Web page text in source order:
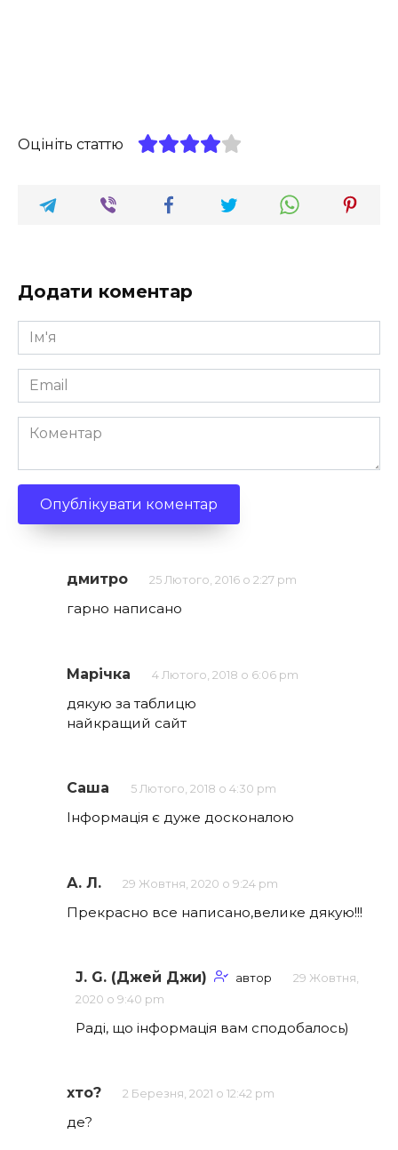
Оцініть статтю
Додати коментар
Ім'я
*
Email
*
Коментар
дмитро 25 Лютого, 2016 о 2:27 pm
гарно написано
Марічка 4 Лютого, 2018 о 6:06 pm
дякую за таблицю
найкращий сайт
Саша 5 Лютого, 2018 о 4:30 pm
Інформація є дуже досконалою
А. Л. 29 Жовтня, 2020 о 9:24 pm
Прекрасно все написано,велике дякую!!!
J. G. (Джей Джи) автор
29 Жовтня,
2020 о 9:40 pm
Раді, що інформація вам сподобалось)
хто? 2 Березня, 2021 о 12:42 pm
де?